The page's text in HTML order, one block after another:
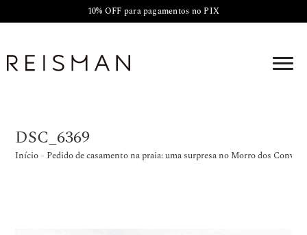
10% OFF para pagamentos no PIX
DSC_6369
Início » Pedido de casamento na praia: uma surpresa no Morro dos